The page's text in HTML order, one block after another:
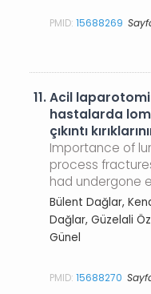
PMID:15688269
11.Acil laparotomi
hastalarda
çıkıntı
Importance of
process
had undergone
Bülent Dağlar,
Dağlar, Güzelali
Günel
PMID:15688270